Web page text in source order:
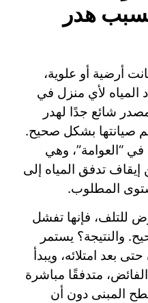
هدر
أرضية أو علوية،
المياه لأي منزل في
شائع جدًا لهدر
صيانتها بشكل صحيح.
“العوامة”، وهي
تدفق المياه إلى
المطلوب.
للتلف، فإنها تفشل
والنتيجة؟ يستمر
بعد امتلائه، ويبدأ
متدفقًا مباشرة
المبنى دون أن